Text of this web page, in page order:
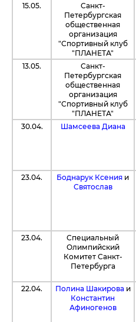
15.05.
Санкт-
Петербургская
общественная
организация
"Спортивный клуб
"ПЛАНЕТА"
13.05.
Санкт-
Петербургская
общественная
организация
"Спортивный клуб
"ПЛАНЕТА"
30.04. Шамсеева Диана
23.04. Боднарук Ксения и
Святослав
23.04.
Специальный
Олимпийский
Комитет Санкт-
Петербурга
22.04. Полина Шакироваи
Константин
Афиногенов